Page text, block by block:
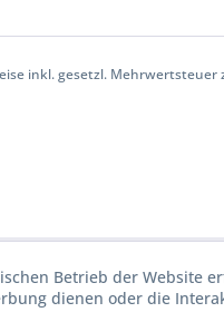
inkl. gesetzl. Mehrwertsteuer
Betrieb der Website
dienen oder die